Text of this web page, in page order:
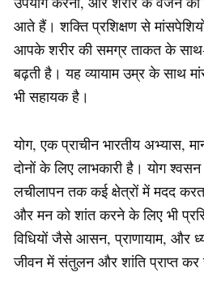
आते हैं। शक्ति प्रशिक्षण से
आपके शरीर की समग्र ताकत के
बढ़ती है। यह व्यायाम उम्र के साथ
भी सहायक है।
योग, एक प्राचीन भारतीय अभ्यास,
दोनों के लिए लाभकारी है। योग
लचीलापन तक कई क्षेत्रों में मदद
और मन को शांत करने के लिए भी
विधियों जैसे आसन, प्राणायाम, और
जीवन में संतुलन और शांति प्राप्त